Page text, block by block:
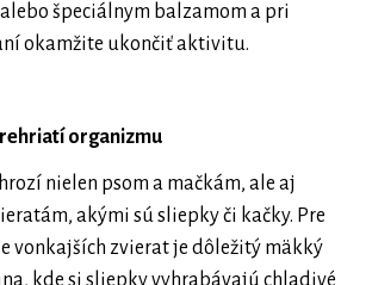
špeciálnym balzamom a pri
okamžite ukončiť aktivitu.
organizmu
nielen psom a mačkám, ale aj
akými sú sliepky či kačky. Pre
vonkajších zvierat je dôležitý mäkký
kde si sliepky vyhrabávajú chladivé